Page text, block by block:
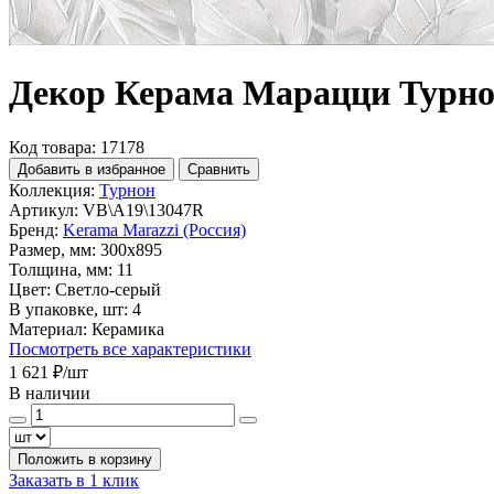
Декор Керама Марацци
Код товара: 17178
Добавить в избранное Сравнить
Коллекция: Турнон
Артикул: VB\A19\13047R
Бренд: Kerama Marazzi (Россия)
Размер, мм: 300x895
Толщина, мм: 11
Цвет: Светло-серый
В упаковке, шт: 4
Материал: Керамика
Посмотреть все характеристики
1 621 ₽/шт
В наличии
Положить в корзину
Заказать в 1 клик